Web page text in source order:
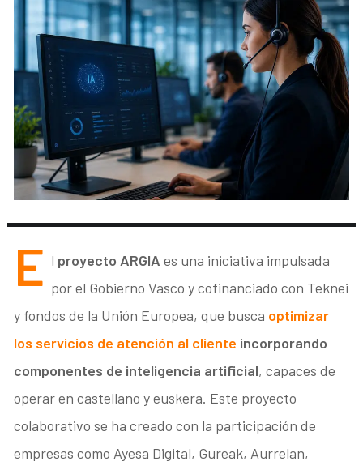
E l proyecto ARGIA es una iniciativa impulsada
por el Gobierno Vasco y cofinanciado con Teknei
y fondos de la Unión Europea, que busca optimizar
los servicios de atención al cliente incorporando
componentes de inteligencia artificial, capaces de
operaren castellano y euskera. Este proyecto
colaborativo se ha creado con la participación de
empresas como Ayesa Digital, Gureak, Aurrelan,